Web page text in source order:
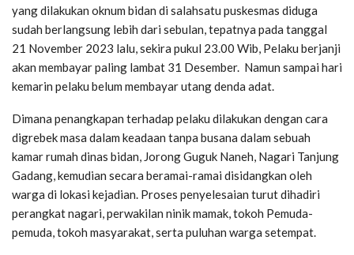
yang dilakukan oknum bidan di salahsatu puskesmas diduga
sudah berlangsung lebih dari sebulan, tepatnya pada tanggal
21 November 2023 lalu, sekira pukul 23.00 Wib, Pelaku berjanji
akan membayar paling lambat 31 Desember. Namun sampai hari
kemarin pelaku belum membayar utang denda adat.
Dimana penangkapan terhadap pelaku dilakukan dengan cara
digrebek masa dalam keadaan tanpa busana dalam sebuah
kamar rumah dinas bidan, Jorong Guguk Naneh, Nagari Tanjung
Gadang, kemudian secara beramai-ramai disidangkan oleh
warga di lokasi kejadian. Proses penyelesaian turut dihadiri
perangkat nagari, perwakilan ninik mamak, tokoh Pemuda-
pemuda, tokoh masyarakat, serta puluhan warga setempat.